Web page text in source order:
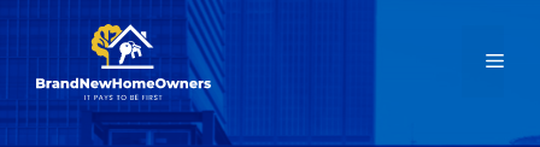
Skip
to
content